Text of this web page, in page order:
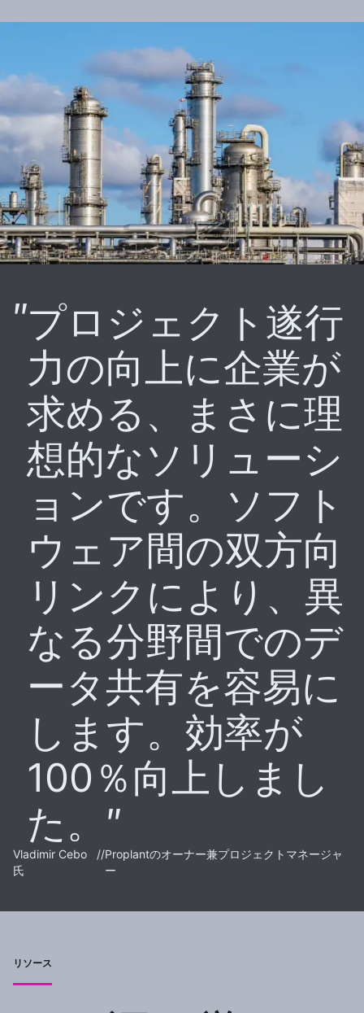
プロジェクト遂行
力の向上に企業が
求める、まさに理
想的なソリューシ
ョンです。ソフト
ウェア間の双方向
リンクにより、異
なる分野間でのデ
ータ共有を容易に
します。効率が
100％向上しまし
た。
Vladimir Cebo
氏
//Proplantのオーナー兼プロジェクトマネージャ
ー
リソース